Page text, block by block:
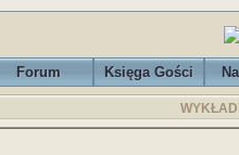
Forum Księga Gości